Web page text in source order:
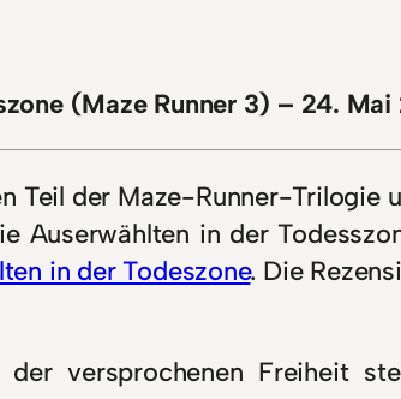
(Maze Runner 3) – 24. Mai
Teil der Maze-Runner-Trilogie
Auserwählten in der
in der Todeszone. Die
versprochenen Freiheit